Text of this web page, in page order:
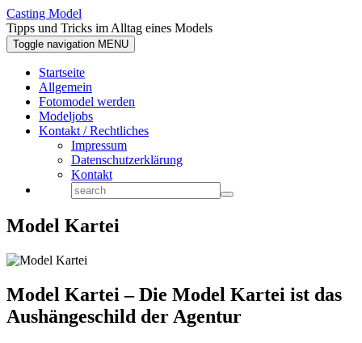
Casting Model
Tipps und Tricks im Alltag eines Models
Toggle navigation MENU
Startseite
Allgemein
Fotomodel werden
Modeljobs
Kontakt / Rechtliches
Impressum
Datenschutzerklärung
Kontakt
Model Kartei
Model Kartei – Die Model Kartei ist das
Aushängeschild der Agentur